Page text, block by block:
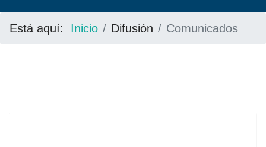
Está aquí: Inicio Difusión Comunicados